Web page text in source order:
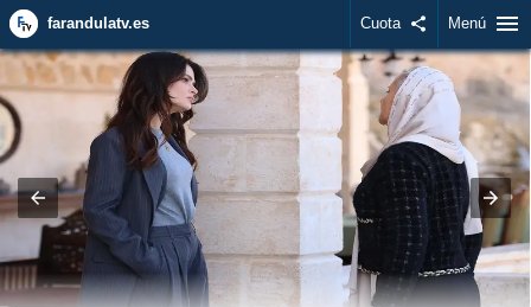
farandulatv.es Cuota share Menú menu